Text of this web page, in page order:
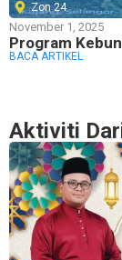
Zon 24
November 1, 2025
Program
BACA ARTIKEL
Aktiviti